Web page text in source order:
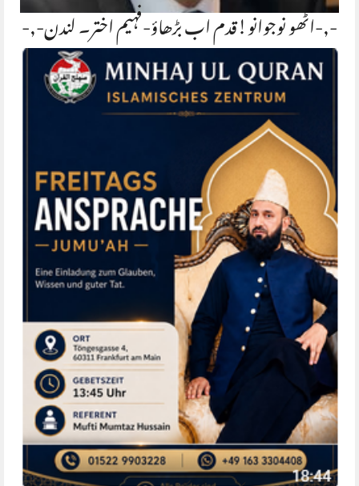
-,-اٹھو نوجوانو!قدم اب بڑھاؤ-فہیم اختر۔ لندن-,-